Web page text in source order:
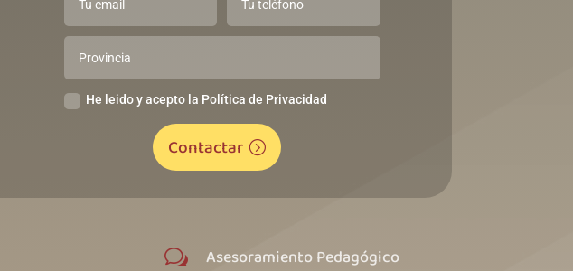
He leido y acepto la Política de Privacidad
Contactar
w Asesoramiento Pedagógico